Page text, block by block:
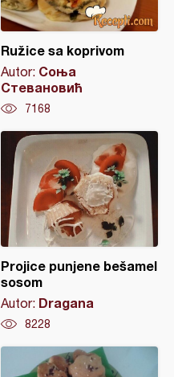
Ružice sa koprivom
Autor: Соња
Стевановић
7168
Projice punjene bešamel
sosom
Autor: Dragana
8228